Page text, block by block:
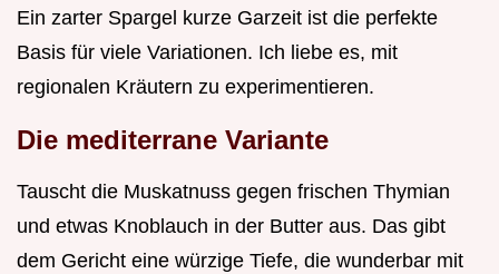
Ein zarter Spargel kurze Garzeit ist die perfekte
Basis für viele Variationen. Ich liebe es, mit
regionalen Kräutern zu experimentieren.
Die mediterrane Variante
Tauscht die Muskatnuss gegen frischen Thymian
und etwas Knoblauch in der Butter aus. Das gibt
dem Gericht eine würzige Tiefe, die wunderbar mit